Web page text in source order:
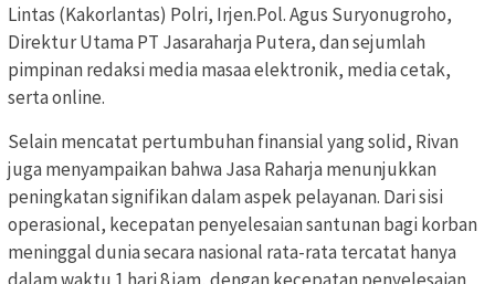
Lintas (Kakorlantas) Polri, Irjen.Pol. Agus Suryonugroho,
Direktur Utama PT Jasaraharja Putera, dan sejumlah
pimpinan redaksi media masaa elektronik, media cetak,
serta online.
Selain mencatat pertumbuhan finansial yang solid, Rivan
juga menyampaikan bahwa Jasa Raharja menunjukkan
peningkatan signifikan dalam aspek pelayanan. Dari sisi
operasional, kecepatan penyelesaian santunan bagi korban
meninggal dunia secara nasional rata-rata tercatat hanya